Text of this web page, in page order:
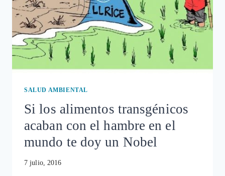
ACCEDER
A
ELLAS
QUIEN
LO
DESEE
SALUD AMBIENTAL
Si los alimentos transgénicos
acaban con el hambre en el
mundo te doy un Nobel
7 julio, 2016